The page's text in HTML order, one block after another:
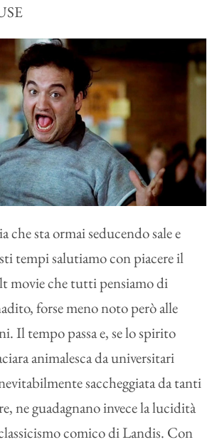
che sta ormai seducendo sale e
tempi salutiamo con piacere il
movie che tutti pensiamo di
forse meno noto però alle
Il tempo passa e, se lo spirito
animalesca da universitari
saccheggiata da tanti
ne guadagnano invece la lucidità
comico di Landis. Con